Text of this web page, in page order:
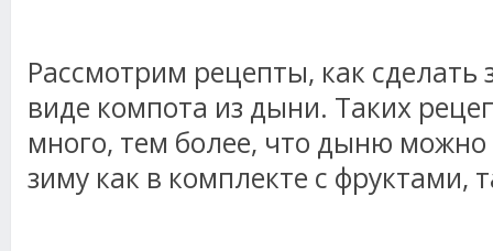
Рассмотрим рецепты, как сделать
виде компота из дыни. Таких
много, тем более, что дыню можно
зиму как в комплекте с фруктами,